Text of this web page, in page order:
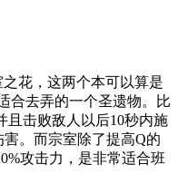
花，这两个本可以算是
合去弄的一个圣遗物。比
且击败敌人以后10秒内施
害。而宗室除了提高Q的
攻击力，是非常适合班